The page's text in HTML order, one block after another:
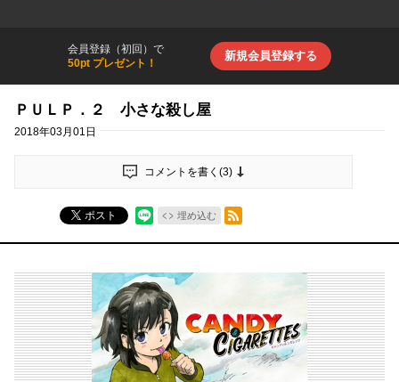
会員登録（初回）で
50pt プレゼント！
新規会員登録する
ＰＵＬＰ．２ 小さな殺し屋
2018年03月01日
コメントを書く(3)
ポスト 埋め込む
RSSフィード